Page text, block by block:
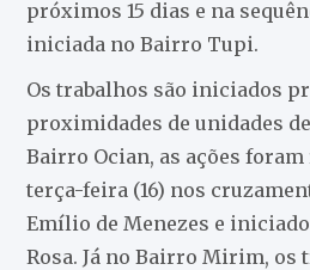
próximos 15 dias e na
iniciada no Bairro Tupi.
Os trabalhos são iniciados
proximidades de unidades
Bairro Ocian, as ações
terça-feira (16) nos
Emílio de Menezes e
Rosa. Já no Bairro Mirim, os